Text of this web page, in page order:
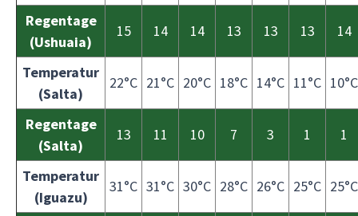
Regentage
(Ushuaia)
15 14 14 13 13 13 14
Temperatur
(Salta)
22°C 21°C 20°C 18°C 14°C 11°C 10°C
Regentage
(Salta)
13 11 10 7 3 1 1
Temperatur
(Iguazu)
31°C 31°C 30°C 28°C 26°C 25°C 25°C